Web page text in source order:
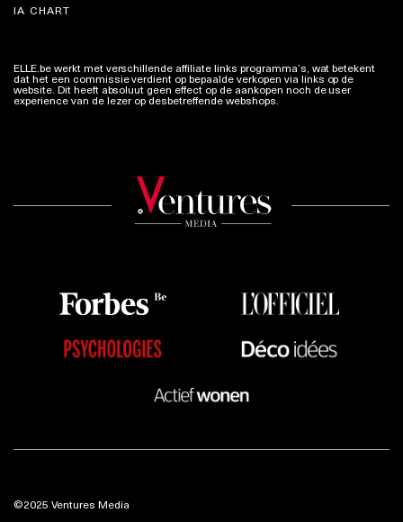
IA CHART
ELLE.be werkt met verschillende affiliate links programma’s, wat betekent
dat het een commissie verdient op bepaalde verkopen via links op de
website. Dit heeft absoluut geen effect op de aankopen noch de user
experience van de lezer op desbetreffende webshops.
©2025 Ventures Media